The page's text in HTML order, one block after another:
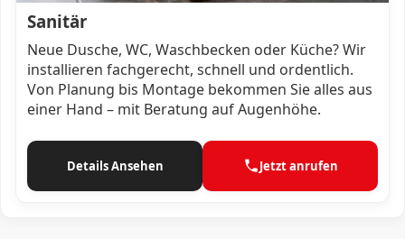
Sanitär
Neue Dusche, WC, Waschbecken oder Küche? Wir
installieren fachgerecht, schnell und ordentlich.
Von Planung bis Montage bekommen Sie alles aus
einer Hand – mit Beratung auf Augenhöhe.
Details Ansehen Jetzt anrufen